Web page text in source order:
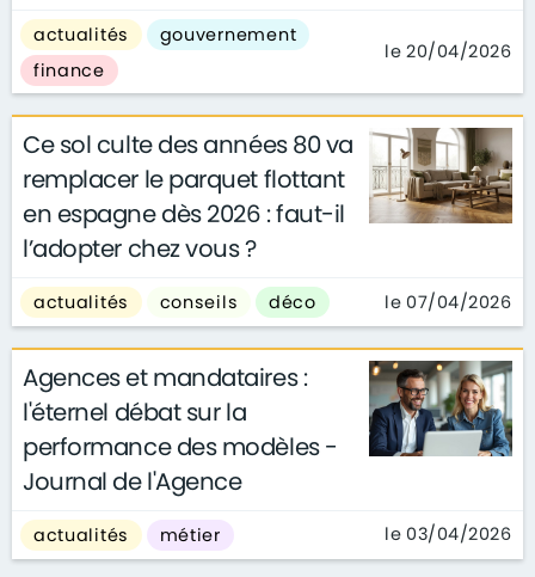
actualités
gouvernement
finance
le 20/04/2026
Ce sol culte des années 80 va
remplacer le parquet flottant
en espagne dès 2026 : faut-il
l’adopter chez vous ?
actualités conseils déco le 07/04/2026
Agences et mandataires :
l'éternel débat sur la
performance des modèles -
Journal de l'Agence
actualités métier le 03/04/2026